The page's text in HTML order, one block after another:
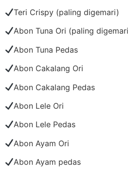
Teri Crispy (paling digemari)
Abon Tuna Ori (paling
Abon Tuna Pedas
Abon Cakalang Ori
Abon Cakalang Pedas
Abon Lele Ori
Abon Lele Pedas
Abon Ayam Ori
Abon Ayam pedas